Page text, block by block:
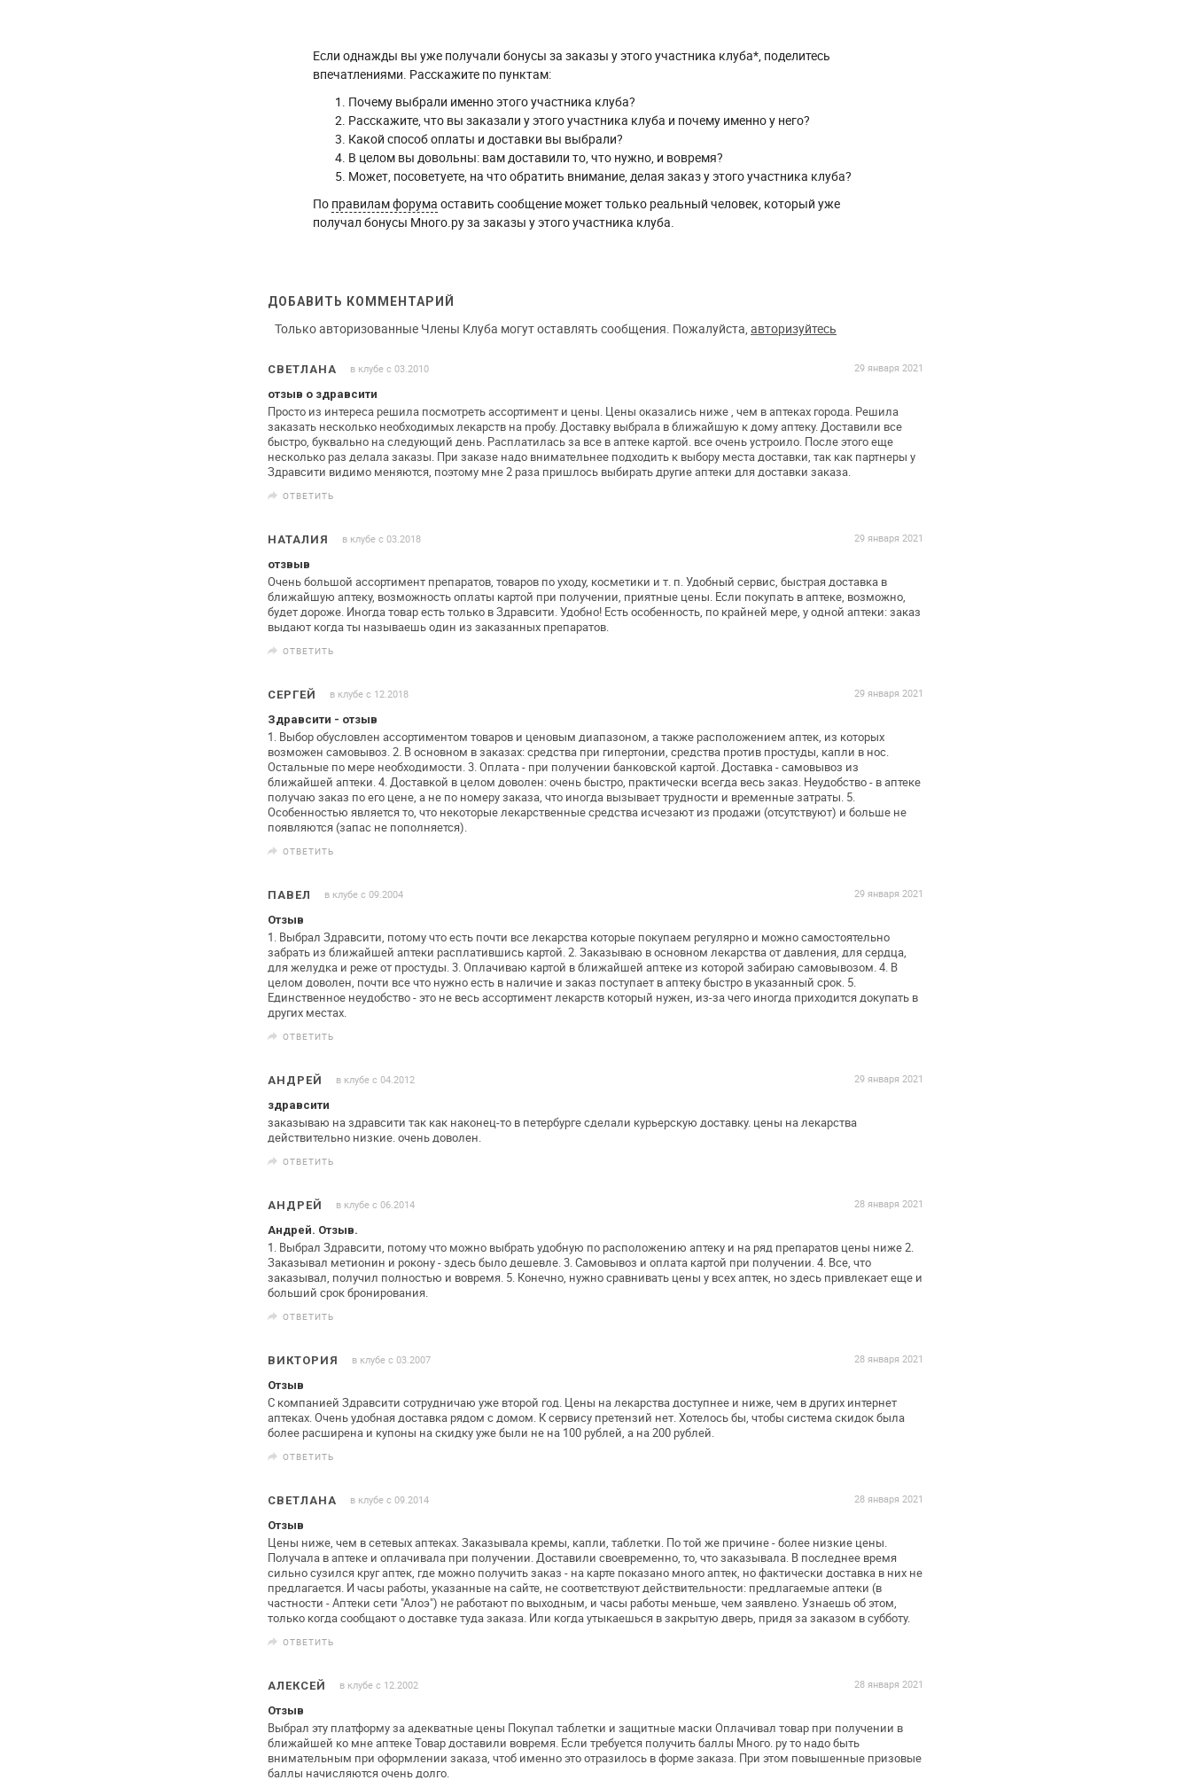
Если однажды вы уже получали бонусы за заказы у этого участника клуба*, поделитесь
впечатлениями. Расскажите по пунктам:
Почему выбрали именно этого участника клуба?
Расскажите, что вы заказали у этого участника клуба и почему именно у него?
Какой способ оплаты и доставки вы выбрали?
В целом вы довольны: вам доставили то, что нужно, и вовремя?
Может, посоветуете, на что обратить внимание, делая заказ у этого участника клуба?
По правилам форума оставить сообщение может только реальный человек, который уже
получал бонусы Много.ру за заказы у этого участника клуба.
ДОБАВИТЬ КОММЕНТАРИЙ
Только авторизованные Члены Клуба могут оставлять сообщения. Пожалуйста, авторизуйтесь
СВЕТЛАНА в клубе с 03.2010
29 января 2021
отзыв о здравсити
Просто из интереса решила посмотреть ассортимент и цены. Цены оказались ниже , чем в аптеках города. Решила
заказать несколько необходимых лекарств на пробу. Доставку выбрала вближайшую к дому аптеку. Доставили все
быстро, буквально наследующий день. Расплатилась за все в аптеке картой. всеочень устроило. После этого еще
несколько раз делалазаказы. При заказе надо внимательнее подходить к выбору местадоставки, так как партнеры у
Здравсити видимо меняются, поэтому мне 2 раза пришлось выбирать другие аптеки длядоставки заказа.
ОТВЕТИТЬ
НАТАЛИЯ в клубе с 03.2018
29 января 2021
отзвыв
Очень большой ассортимент препаратов, товаров по уходу, косметики и т. п. Удобный сервис, быстрая доставка в
ближайшую аптеку, возможность оплаты картой при получении, приятные цены. Если покупать в аптеке, возможно,
будетдороже. Иногда товар есть только в Здравсити. Удобно! Есть особенность, по крайней мере, у одной аптеки: заказ
выдают когда ты называешь один из заказанных препаратов.
ОТВЕТИТЬ
СЕРГЕЙ в клубе с 12.2018
29 января 2021
Здравсити - отзыв
1. Выбор обусловлен ассортиментом товаров и ценовым диапазоном, а также расположением аптек, из которых
возможен самовывоз. 2. В основном в заказах: средства при гипертонии, средства против простуды, капли в нос.
Остальные по мере необходимости. 3. Оплата - при получении банковской картой. Доставка - самовывоз из
ближайшей аптеки. 4.Доставкой в целом доволен: очень быстро, практически всегда весь заказ. Неудобство - в аптеке
получаю заказ по его цене, а не по номеру заказа, что иногда вызывает трудности и временные затраты. 5.
Особенностью является то, что некоторые лекарственные средства исчезают из продажи (отсутствуют) и больше не
появляются (запас не пополняется).
ОТВЕТИТЬ
ПАВЕЛ в клубе с 09.2004
29 января 2021
Отзыв
1. Выбрал Здравсити, потому что есть почти все лекарства которые покупаем регулярно и можно самостоятельно
забрать из ближайшей аптеки расплатившись картой. 2. Заказываю восновном лекарства от давления, для сердца,
для желудка и реже от простуды. 3. Оплачиваю картой в ближайшей аптеке из которой забираю самовывозом. 4. В
целом доволен, почти всечто нужно есть в наличие и заказ поступает в аптеку быстро вуказанный срок. 5.
Единственное неудобство - это не весьассортимент лекарств который нужен, из-за чего иногда приходится докупать в
других местах.
ОТВЕТИТЬ
АНДРЕЙ в клубе с 04.2012
29 января 2021
здравсити
заказываю на здравсити так как наконец-то в петербургесделали курьерскую доставку. цены на лекарства
действительно низкие. очень доволен.
ОТВЕТИТЬ
АНДРЕЙ в клубе с 06.2014
28 января 2021
Андрей. Отзыв.
1. Выбрал Здравсити, потому что можно выбрать удобную по расположению аптеку и на ряд препаратов цены ниже2.
Заказывал метионин и рокону - здесь было дешевле.3. Самовывоз и оплата картой при получении.4. Все, что
заказывал, получил полностью и вовремя. 5. Конечно, нужно сравнивать цены у всех аптек, но здесь привлекает еще и
больший срок бронирования.
ОТВЕТИТЬ
ВИКТОРИЯ в клубе с 03.2007
28 января 2021
Отзыв
С компанией Здравсити сотрудничаю уже второй год. Цены налекарства доступнее и ниже, чем в других интернет
аптеках. Очень удобная доставка рядом с домом. К сервису претензий нет.Хотелось бы, чтобы система скидок была
более расширена и купоны на скидку уже были не на 100 рублей, а на 200 рублей.
ОТВЕТИТЬ
СВЕТЛАНА в клубе с 09.2014
28 января 2021
Отзыв
Цены ниже, чем в сетевых аптеках. Заказывала кремы, капли, таблетки. По той же причине - более низкие цены.
Получала ваптеке и оплачивала при получении. Доставили своевременно, то, что заказывала. В последнее время
сильно сузился круг аптек, где можно получить заказ - на карте показано много аптек, нофактически доставка в них не
предлагается. И часы работы, указанные на сайте, не соответствуют действительности: предлагаемые аптеки (в
частности - Аптеки сети "Алоэ") не работают по выходным, и часы работы меньше, чем заявлено.Узнаешь об этом,
только когда сообщают о доставке тудазаказа. Или когда утыкаешься в закрытую дверь, придя зазаказом в субботу.
ОТВЕТИТЬ
АЛЕКСЕЙ в клубе с 12.2002
28 января 2021
Отзыв
Выбрал эту платформу за адекватные цены Покупал таблетки и защитные маски Оплачивал товар при получении в
ближайшей ко мне аптекеТовар доставили вовремя. Если требуется получить баллы Много. ру то надо быть
внимательным при оформлении заказа, чтоб именно этоотразилось в форме заказа. При этом повышенные призовые
баллы начисляются очень долго.